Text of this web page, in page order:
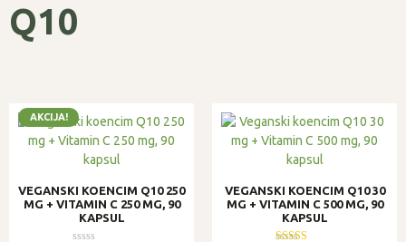
Q10
AKCIJA!
VEGANSKI KOENCIM Q10 250
MG + VITAMIN C 250 MG, 90
KAPSUL
VEGANSKI KOENCIM Q10 30
MG + VITAMIN C 500 MG, 90
KAPSUL